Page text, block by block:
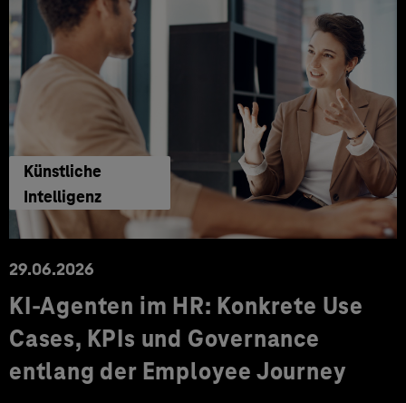
Künstliche
Intelligenz
29.06.2026
KI‑Agenten im HR: Konkrete Use
Cases, KPIs und Governance
entlang der Employee Journey